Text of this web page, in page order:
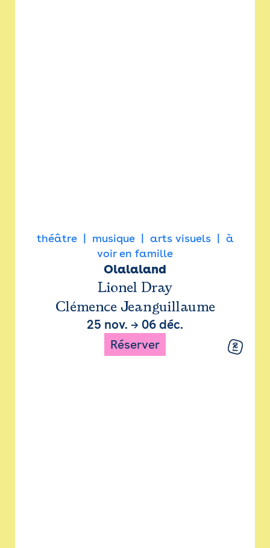
théâtre musique arts visuels
à
voir en famille
Olalaland
Lionel Dray
Clémence Jeanguillaume
25 nov. → 06 déc.
Réserver